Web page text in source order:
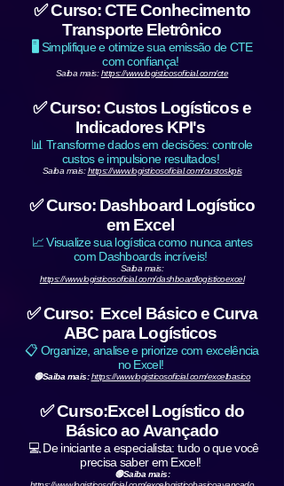
✅ Curso: CTE Conhecimento
Transporte Eletrônico
🖥️ Simplifique e otimize sua emissão de CTE
com confiança!
Saiba mais:https://www.logisticosoficial.com/cte
✅ Curso: Custos Logísticos e
Indicadores KPI's
📊 Transforme dados em decisões: controle
custos e impulsione resultados!
Saiba mais:https://www.logisticosoficial.com/custoskpis
✅ Curso: Dashboard Logístico
em Excel
📈 Visualize sua logística como nunca antes
com Dashboards incríveis!
Saiba mais:
https://www.logisticosoficial.com/dashboardlogisticoexcel
✅ Curso: Excel Básico e Curva
ABC para Logísticos
📋 Organize, analise e priorize com excelência
no Excel!
🟢Saiba mais:https://www.logisticosoficial.com/excelbasico
✅ Curso:Excel Logístico do
Básico ao Avançado
💻 De iniciante a especialista: tudo o que você
precisa saber em Excel!
🟢Saiba mais: